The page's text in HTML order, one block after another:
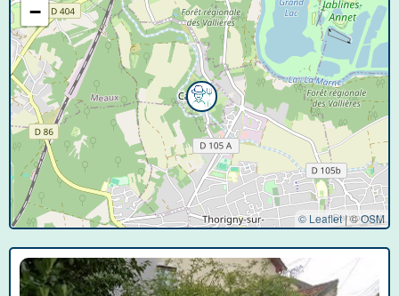
−
© Leaflet |©OSM